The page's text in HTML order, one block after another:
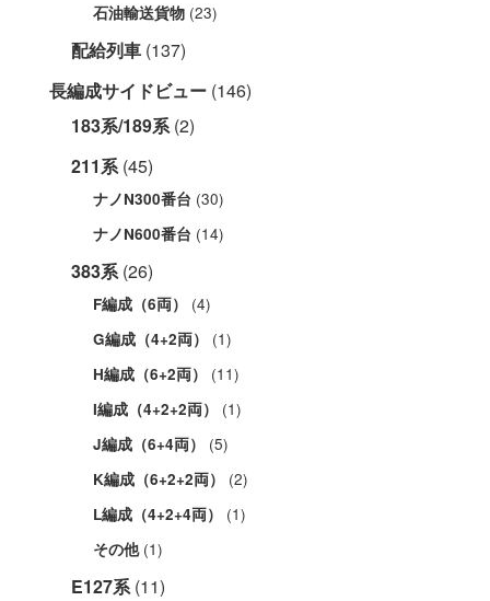
石油輸送貨物 (23)
配給列車 (137)
長編成サイドビュー (146)
183系/189系(2)
211系(45)
ナノN300番台 (30)
ナノN600番台 (14)
383系(26)
F編成（6両） (4)
G編成（4+2両） (1)
H編成（6+2両） (11)
I編成（4+2+2両） (1)
J編成（6+4両） (5)
K編成（6+2+2両） (2)
L編成（4+2+4両） (1)
その他(1)
E127系(11)